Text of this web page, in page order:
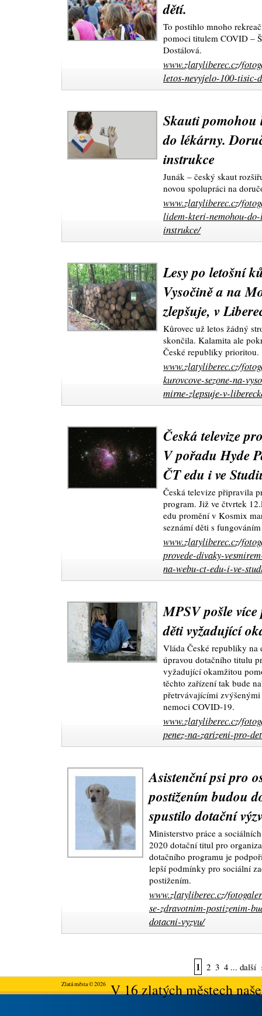
dětí.
To postihlo mnoho
pomoci titulem COVID –
Dostálová.
www.zlatyliberec.cz/
letos-nevyjelo-100-tisic-
Skauti pomohou
do lékárny.
instrukce
Junák – český skaut
novou spolupráci na
www.zlatyliberec.cz/
lidem-kteri-nemohou-
instrukce/
Lesy po letošní
Vysočině a na
zlepšuje, v
Kůrovec už letos žádný
skončila. Kalamita ale
České republiky prioritou.
www.zlatyliberec.cz/
kurovcove-sezone-na-
mirne-zlepsuje-v-
Česká televize
V pořadu Hyde
ČT edu i ve
Česká televize připravila
program. Již ve čtvrtek
edu promění v Kosmix
seznámí děti s
www.zlatyliberec.cz/
provede-divaky-
na-webu-ct-edu-i-ve-
MPSV pošle
děti vyžadující
Vláda České republiky na
úpravou dotačního titulu
vyžadující okamžitou
těchto zařízení tak bude
přetrvávajícími
nemoci COVID-19.
www.zlatyliberec.cz/
penez-na-zarizeni-pro-
Asistenční psi pro
postižením budou
spustilo dotační
Ministerstvo práce a
2020 dotační titul pro
dotačního programu je
lepší podmínky pro sociální
postižením.
www.zlatyliberec.cz/
se-zdravotnim-postizenim-
dotacni-vyzvu/
1 2 3 4 ... další
Zlatá města © 2026V 16 zlatých městech